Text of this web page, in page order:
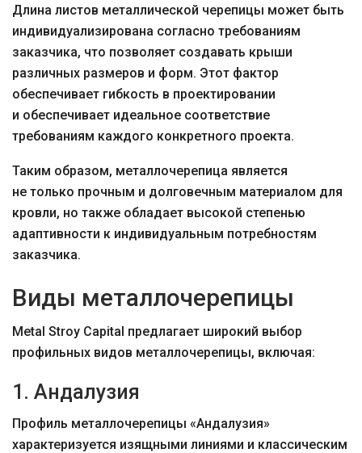
Длина листов металлической черепицы может быть
индивидуализирована согласно требованиям
заказчика, что позволяет создавать крыши
различных размеров и форм. Этот фактор
обеспечивает гибкость в проектировании
и обеспечивает идеальное соответствие
требованиям каждого конкретного проекта.
Таким образом, металлочерепица является
не только прочным и долговечным материалом для
кровли, но также обладает высокой степенью
адаптивности к индивидуальным потребностям
заказчика.
Виды металлочерепицы
Metal Stroy Capital предлагает широкий выбор
профильных видов металлочерепицы, включая:
1. Андалузия
Профиль металлочерепицы «Андалузия»
характеризуется изящными линиями и классическим